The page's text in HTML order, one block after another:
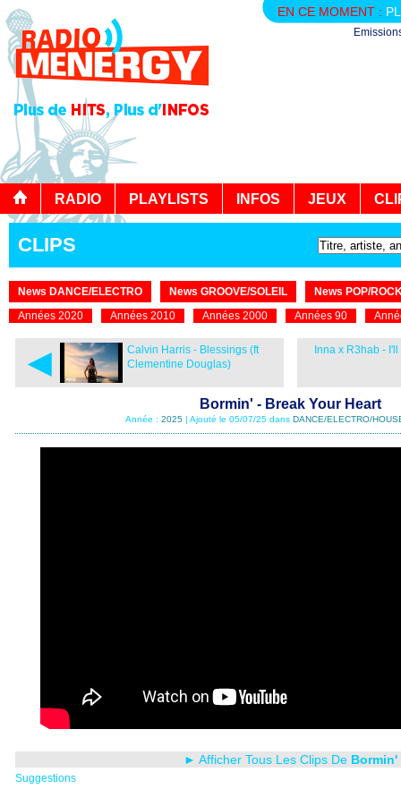
EN CE MOMENT :
RADIO PLAYLISTS INFOS JEUX
CLIPS
News DANCE/ELECTRO News GROOVE/SOLEIL
News POP/
Années 2020
Années 2010 Années 2000 Années 90
◄
Calvin Harris - Blessings (ft
Clementine Douglas)
Inna x R3hab -
Bormin' - Break Your Heart
Année : 2025| Ajouté le 05/07/25 dans DANCE/ELECTRO/
► Afficher Tous Les Clips De Bormin'
Suggestions